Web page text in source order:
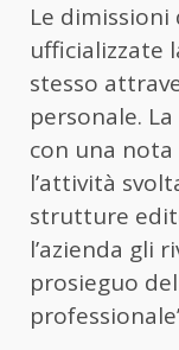
Le dimissioni
ufficializzate
stesso
personale.
con una
l’attività
strutture
l’azienda gli
prosieguo